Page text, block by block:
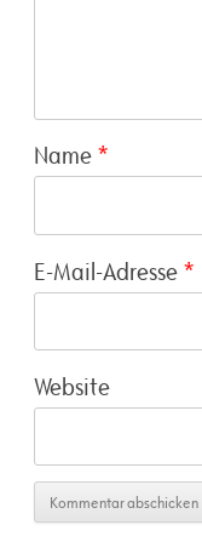
Name *
E-Mail-Adresse *
Website